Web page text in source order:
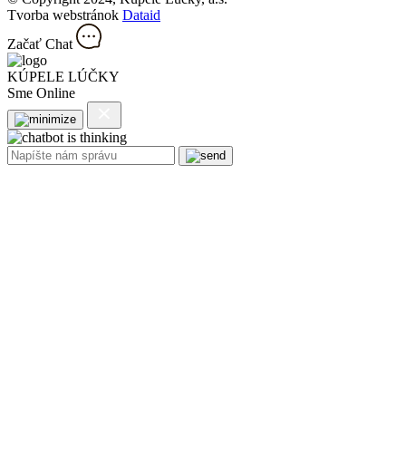
Tvorba webstránok Dataid
Začať Chat
KÚPELE LÚČKY
Sme Online